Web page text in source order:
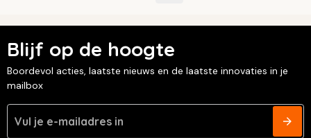
Blijf op de hoogte
Boordevol acties, laatste nieuws en de laatste innovaties in je
mailbox